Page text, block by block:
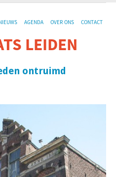
AGENDA OVER ONS CONTACT
LEIDEN
ontruimd